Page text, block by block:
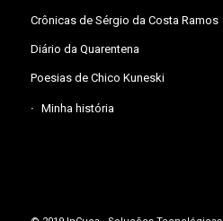
Crônicas de Sérgio da Costa Ramos
Diário da Quarentena
Poesias de Chico Kuneski
Minha história